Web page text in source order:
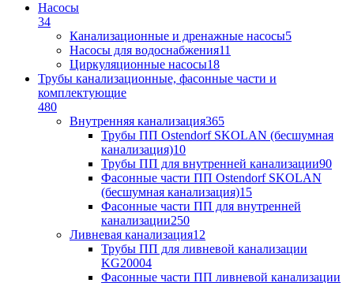
Насосы
34
Канализационные и дренажные насосы5
Насосы для водоснабжения11
Циркуляционные насосы18
Трубы канализационные, фасонные части и
комплектующие
480
Внутренняя канализация365
Трубы ПП Ostendorf SKOLAN (бесшумная
канализация)10
Трубы ПП для внутренней канализации90
Фасонные части ПП Ostendorf SKOLAN
(бесшумная канализация)15
Фасонные части ПП для внутренней
канализации250
Ливневая канализация12
Трубы ПП для ливневой канализации
KG20004
Фасонные части ПП ливневой канализации